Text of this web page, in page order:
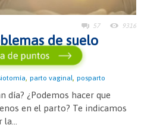
57 9316
de suelo
, parto vaginal, posparto
día? ¿Podemos hacer que
en el parto? Te indicamos